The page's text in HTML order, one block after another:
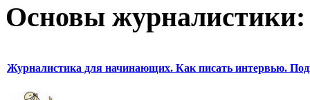
Основы журналистики:
Журналистика для начинающих. Как писать интервью.